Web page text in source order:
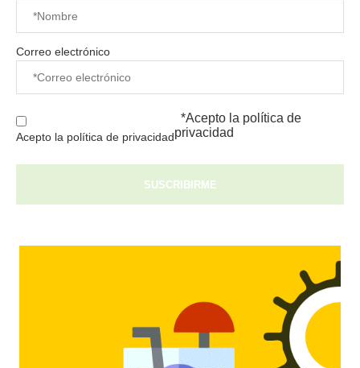
Correo electrónico
Acepto la política de privacidad
*Acepto la política de
privacidad